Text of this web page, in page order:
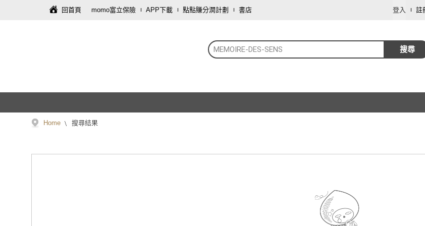
回首頁 momo富立保險 APP下載 點點賺分潤計劃 書店 登入 註
MEMOIRE-DES-SENS 搜尋
Home 搜尋結果